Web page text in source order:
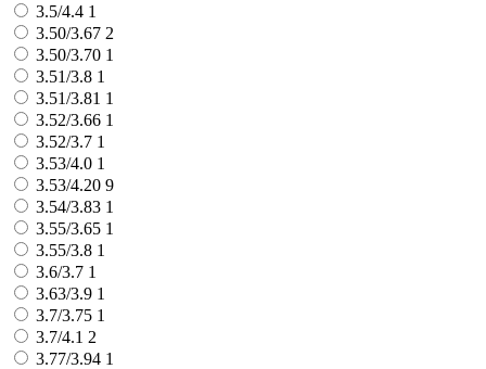
3.5/4.4 1
3.50/3.67 2
3.50/3.70 1
3.51/3.8 1
3.51/3.81 1
3.52/3.66 1
3.52/3.7 1
3.53/4.0 1
3.53/4.20 9
3.54/3.83 1
3.55/3.65 1
3.55/3.8 1
3.6/3.7 1
3.63/3.9 1
3.7/3.75 1
3.7/4.1 2
3.77/3.94 1